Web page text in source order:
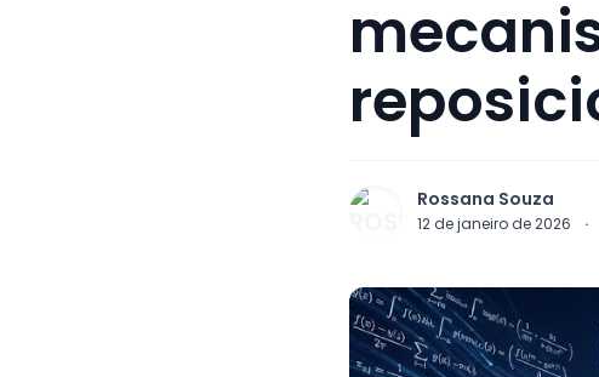
Rossana Souza
12 de janeiro de 2026 ·